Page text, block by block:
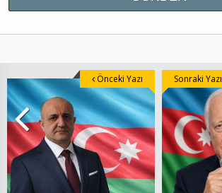
Önceki Yazı Sonraki Yazı